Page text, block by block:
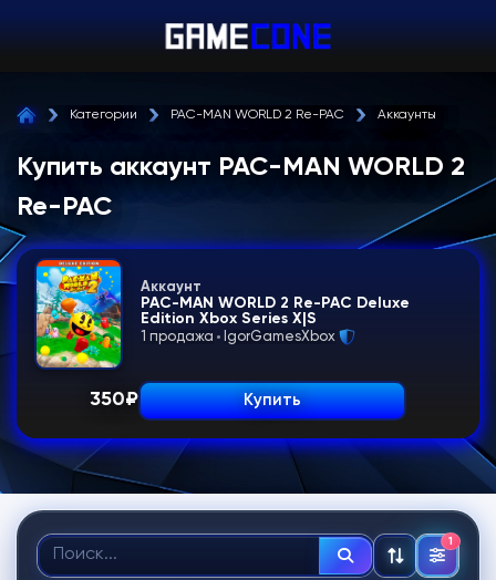
Категории PAC-MAN WORLD 2 Re-PAC Аккаунты
Купить аккаунт PAC-MAN WORLD 2
Re-PAC
Аккаунт
PAC-MAN WORLD 2 Re-PAC Deluxe
Edition Xbox Series X|S
1 продажа IgorGamesXbox
350₽ Купить
1